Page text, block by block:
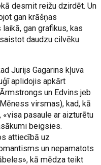
desmit reižu dzirdēt. Un
gan krāšņas
gan grafikus, kas
daudzu cilvēku
Jurijs Gagarins kļuva
aplidojis apkārt
un Edvins jeb
virsmas), kad, kā
pasaule ar aizturētu
beigsies.
attiecībā uz
un nepamatots
kā mēdza teikt